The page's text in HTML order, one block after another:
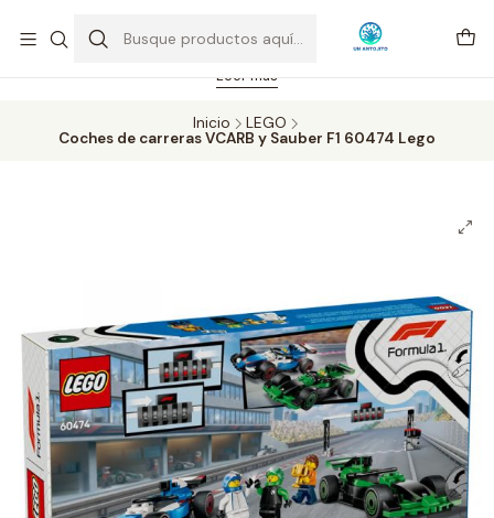
Feriado 21-05-2026 atención hasta las 14 hrs. Envío GRATIS mismo
día solo área Metropolitana Santiago por compras desde CLP 39.900.
Pedidos hasta 16 hrs., sábados y domingos hasta 14 hrs.
Leer más
Inicio
LEGO
Coches de carreras VCARB y Sauber F1 60474 Lego